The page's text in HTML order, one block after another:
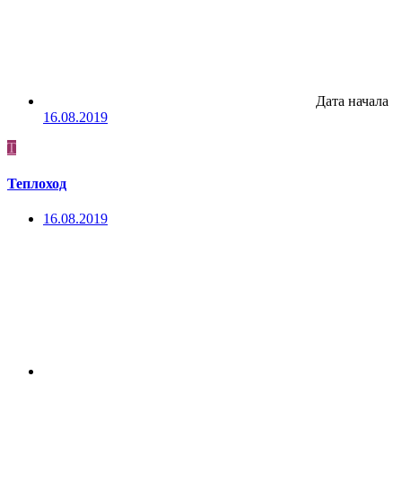
Дата начала
16.08.2019
Т
Теплоход
16.08.2019